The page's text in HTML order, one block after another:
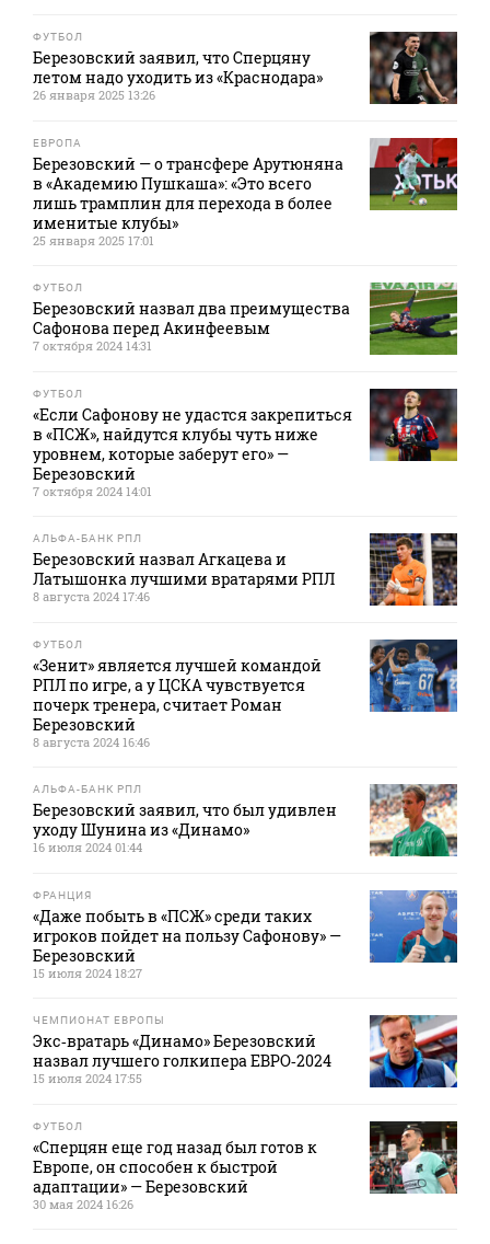
ФУТБОЛ
Березовский заявил, что Сперцяну
летом надо уходить из «Краснодара»
26 января 2025 13:26
ЕВРОПА
Березовский — о трансфере Арутюняна
в «Академию Пушкаша»: «Это всего
лишь трамплин для перехода в более
именитые клубы»
25 января 2025 17:01
ФУТБОЛ
Березовский назвал два преимущества
Сафонова перед Акинфеевым
7 октября 2024 14:31
ФУТБОЛ
«Если Сафонову не удастся закрепиться
в «ПСЖ», найдутся клубы чуть ниже
уровнем, которые заберут его» —
Березовский
7 октября 2024 14:01
АЛЬФА-БАНК РПЛ
Березовский назвал Агкацева и
Латышонка лучшими вратарями РПЛ
8 августа 2024 17:46
ФУТБОЛ
«Зенит» является лучшей командой
РПЛ по игре, а у ЦСКА чувствуется
почерк тренера, считает Роман
Березовский
8 августа 2024 16:46
АЛЬФА-БАНК РПЛ
Березовский заявил, что был удивлен
уходу Шунина из «Динамо»
16 июля 2024 01:44
ФРАНЦИЯ
«Даже побыть в «ПСЖ» среди таких
игроков пойдет на пользу Сафонову» —
Березовский
15 июля 2024 18:27
ЧЕМПИОНАТ ЕВРОПЫ
Экс‑вратарь «Динамо» Березовский
назвал лучшего голкипера ЕВРО‑2024
15 июля 2024 17:55
ФУТБОЛ
«Сперцян еще год назад был готов к
Европе, он способен к быстрой
адаптации» — Березовский
30 мая 2024 16:26